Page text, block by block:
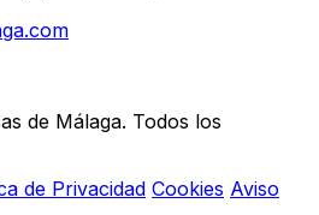
de Málaga. Todos los
de Privacidad Cookies Aviso